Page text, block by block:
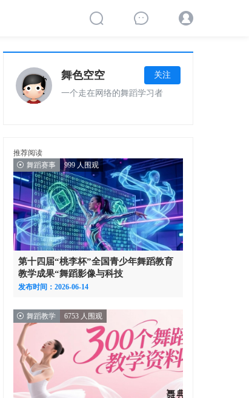
舞色空空
一个走在网络的舞蹈学习者
关注
推荐阅读
舞蹈赛事
999 人围观
第十四届“桃李杯”全国青少年舞蹈教育
教学成果“舞蹈影像与科技
发布时间：2026-06-14
舞蹈教学 6753 人围观